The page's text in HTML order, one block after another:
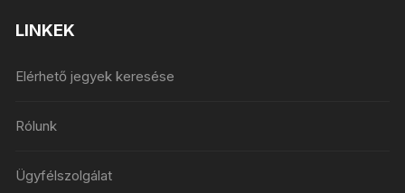
LINKEK
Elérhető jegyek keresése
Rólunk
Ügyfélszolgálat